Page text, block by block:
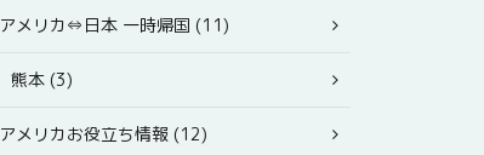
アメリカ⇔日本 一時帰国 (11)
熊本 (3)
アメリカお役立ち情報 (12)